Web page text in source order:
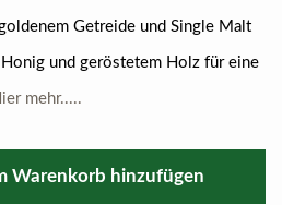
Getreide und Single Malt
und geröstetem Holz für eine
mehr.....
Warenkorb hinzufügen